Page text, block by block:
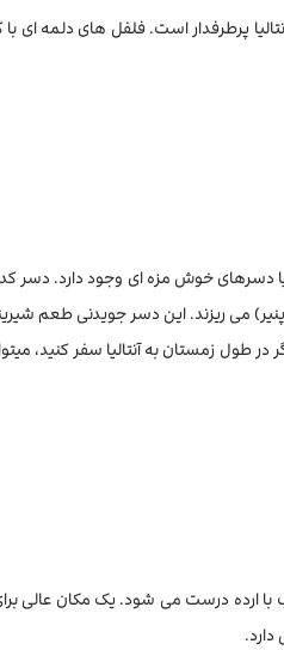
پرطرفدار است. فلفل های دلمه
دسرهای خوش مزه ای وجود دارد.
می ریزند. این دسر جویدنی طعم
زمستان به آنتالیا سفر ‌کنید،
ارده درست می شود. یک مکان عالی